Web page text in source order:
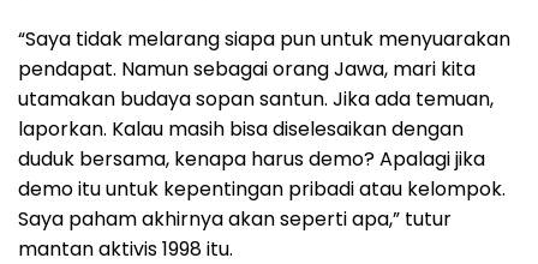
“Saya tidak melarang siapa pun untuk menyuarakan
pendapat. Namun sebagai orang Jawa, mari kita
utamakan budaya sopan santun. Jika ada temuan,
laporkan. Kalau masih bisa diselesaikan dengan
duduk bersama, kenapa harus demo? Apalagi jika
demo itu untuk kepentingan pribadi atau kelompok.
Saya paham akhirnya akan seperti apa,” tutur
mantan aktivis 1998 itu.